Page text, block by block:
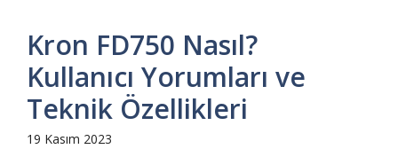
Kron FD750 Nasıl?
Kullanıcı Yorumları ve
Teknik Özellikleri
19 Kasım 2023